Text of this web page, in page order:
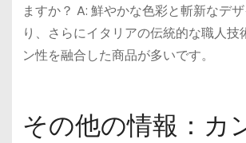
ますか？ A: 鮮やかな色彩と斬新なデ
り、さらにイタリアの伝統的な職人技
ン性を融合した商品が多いです。
その他の情報：カ